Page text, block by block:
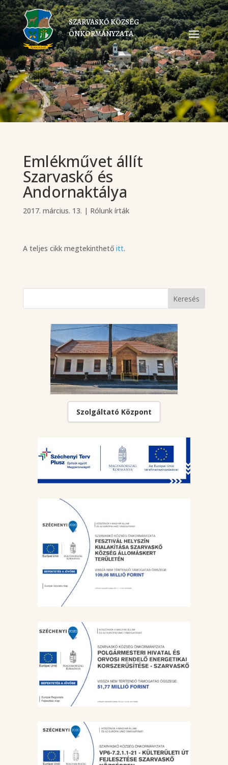
SZARVASKŐ KÖZSÉG
ÖNKORMÁNYZATA
Emlékművet állít
Szarvaskő és
Andornaktálya
2017. március. 13. | Rólunk írták
A teljes cikk megtekinthető itt.
Szolgáltató Központ